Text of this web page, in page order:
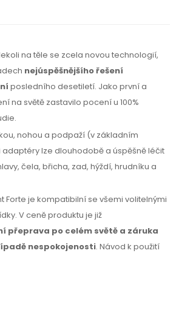
na těle se zcela novou technologií,
nejúspěšnějšího řešení
posledního desetiletí. Jako první a
na světě zastavilo pocení u 100%
nohou a podpaží (v základním
adaptéry lze dlouhodobě a úspěšně léčit
čela, břicha, zad, hýždí, hrudníku a
Forte je kompatibilní se všemi volitelnými
V ceně produktu je již
přeprava po celém světě a záruka
nespokojenosti. Návod k použití